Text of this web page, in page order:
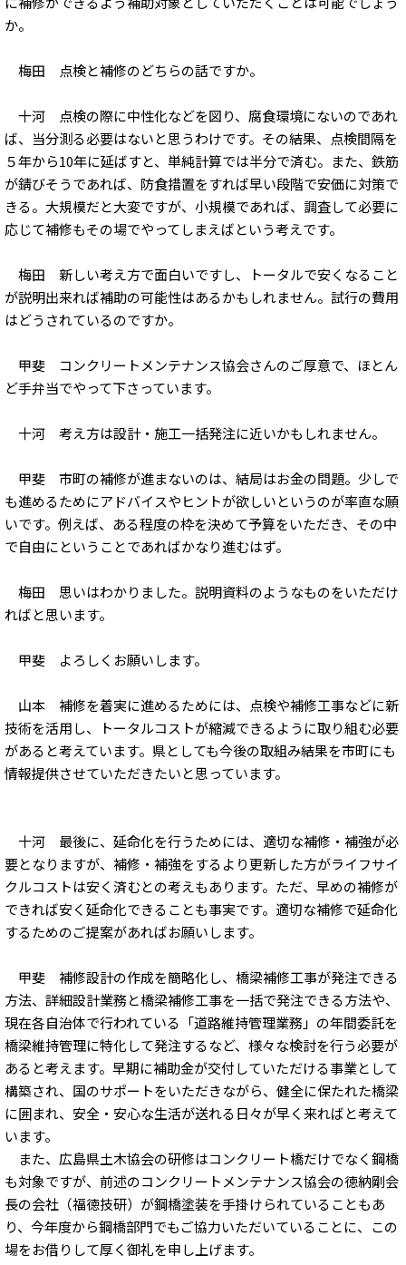
か。
梅田 点検と補修のどちらの話ですか。
十河 点検の際に中性化などを図り、腐食環境にないのであれ
ば、当分測る必要はないと思うわけです。その結果、点検間隔を
５年から10年に延ばすと、単純計算では半分で済む。また、鉄筋
が錆びそうであれば、防食措置をすれば早い段階で安価に対策で
きる。大規模だと大変ですが、小規模であれば、調査して必要に
応じて補修もその場でやってしまえばという考えです。
梅田 新しい考え方で面白いですし、トータルで安くなること
が説明出来れば補助の可能性はあるかもしれません。試行の費用
はどうされているのですか。
甲斐 コンクリートメンテナンス協会さんのご厚意で、ほとん
ど手弁当でやって下さっています。
十河 考え方は設計・施工一括発注に近いかもしれません。
甲斐 市町の補修が進まないのは、結局はお金の問題。少しで
も進めるためにアドバイスやヒントが欲しいというのが率直な願
いです。例えば、ある程度の枠を決めて予算をいただき、その中
で自由にということであればかなり進むはず。
梅田 思いはわかりました。説明資料のようなものをいただけ
ればと思います。
甲斐 よろしくお願いします。
山本 補修を着実に進めるためには、点検や補修工事などに新
技術を活用し、トータルコストが縮減できるように取り組む必要
があると考えています。県としても今後の取組み結果を市町にも
情報提供させていただきたいと思っています。
十河 最後に、延命化を行うためには、適切な補修・補強が必
要となりますが、補修・補強をするより更新した方がライフサイ
クルコストは安く済むとの考えもあります。ただ、早めの補修が
できれば安く延命化できることも事実です。適切な補修で延命化
するためのご提案があればお願いします。
甲斐 補修設計の作成を簡略化し、橋梁補修工事が発注できる
方法、詳細設計業務と橋梁補修工事を一括で発注できる方法や、
現在各自治体で行われている「道路維持管理業務」の年間委託を
橋梁維持管理に特化して発注するなど、様々な検討を行う必要が
あると考えます。早期に補助金が交付していただける事業として
構築され、国のサポートをいただきながら、健全に保たれた橋梁
に囲まれ、安全・安心な生活が送れる日々が早く来ればと考えて
います。
また、広島県土木協会の研修はコンクリート橋だけでなく鋼橋
も対象ですが、前述のコンクリートメンテナンス協会の徳納剛会
長の会社（福徳技研）が鋼橋塗装を手掛けられていることもあ
り、今年度から鋼橋部門でもご協力いただいていることに、この
場をお借りして厚く御礼を申し上げます。